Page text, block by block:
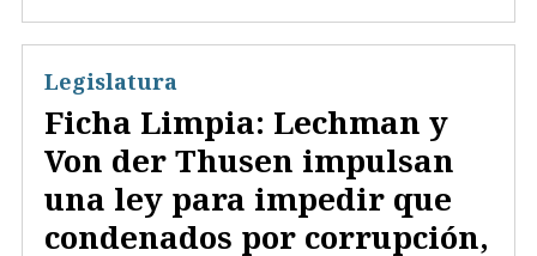
Ficha Limpia: Lechman y
Von der Thusen impulsan
una ley para impedir que
condenados por corrupción,
Legislatura